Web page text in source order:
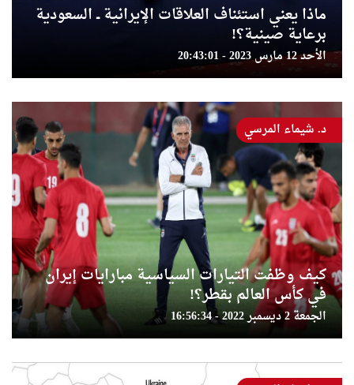
ماذا يعني استئناف العلاقات الإيرانية ــ السعودية
برعاية صينية؟!
الأحد 12 مارس 2023 - 20:43:01
كيف وظفت التيارات السياسية مبارايات إيران
في كأس العالم بقطر؟!
الجمعة 2 ديسمبر 2022 - 16:56:34
د. شيماء المرسي